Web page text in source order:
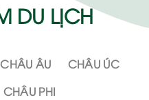
DU LỊCH
CHÂU ÂU
CHÂU ÚC
CHÂU PHI